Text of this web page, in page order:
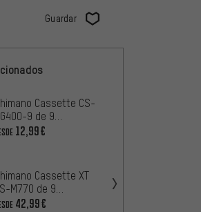
Guardar
Cassette CS-
9 de 9
12,99€
Cassette XT
M770 de 9
42,99€